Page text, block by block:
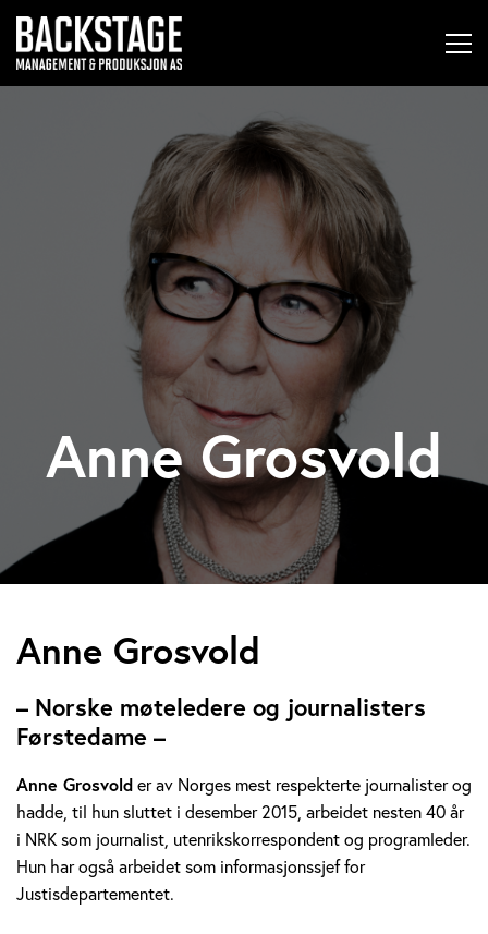
Anne Grosvold
A
n
n
e
G
r
Anne Grosvold
– Norske møteledere og journalisters
Førstedame –
Anne Grosvolder av Norges mest respekterte journalister og
hadde, til hun sluttet i desember 2015, arbeidet nesten 40 år
i NRK som journalist, utenrikskorrespondent og programleder.
Hun har også arbeidet som informasjonssjef for
Justisdepartementet.